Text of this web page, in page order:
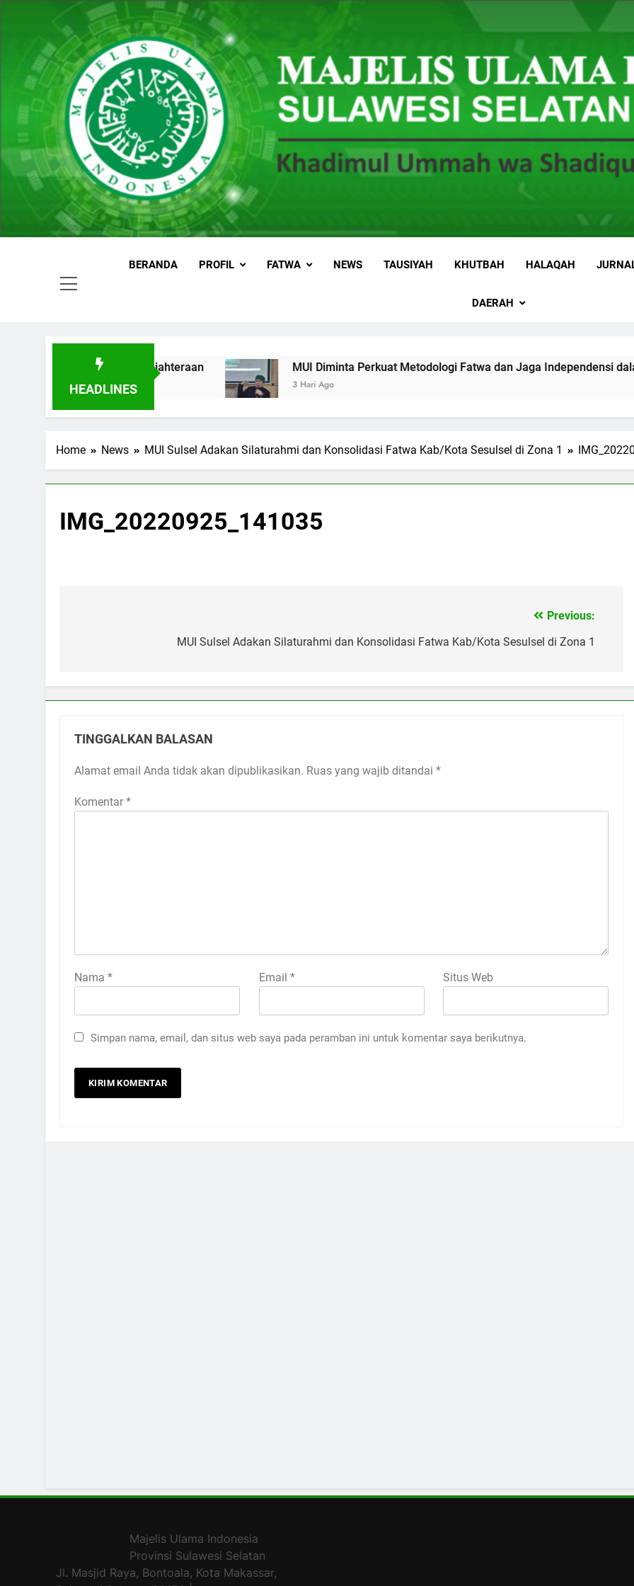
MUI Sulawesi Selatan
BERANDA PROFIL FATWA NEWS TAUSIYAH KHUTBAH HALAQAH
DAERAH
HEADLINES
Berbuah Kesejahteraan MUI Diminta Perkuat Metodologi Fatwa dan Jaga Independensi dalam
3 Hari Ago
Home News MUI Sulsel Adakan Silaturahmi dan Konsolidasi Fatwa Kab/Kota Sesulsel di Zona 1
IMG_20220925_141035
Previous:
MUI Sulsel Adakan Silaturahmi dan Konsolidasi Fatwa Kab/Kota Sesulsel di Zona 1
TINGGALKAN BALASAN
Alamat email Anda tidak akan dipublikasikan. Ruas yang wajib ditandai *
Komentar *
Nama * Email * Situs Web
Simpan nama, email, dan situs web saya pada peramban ini untuk komentar saya berikutnya.
Majelis Ulama Indonesia
Provinsi Sulawesi Selatan
Jl. Masjid Raya, Bontoala, Kota Makassar,